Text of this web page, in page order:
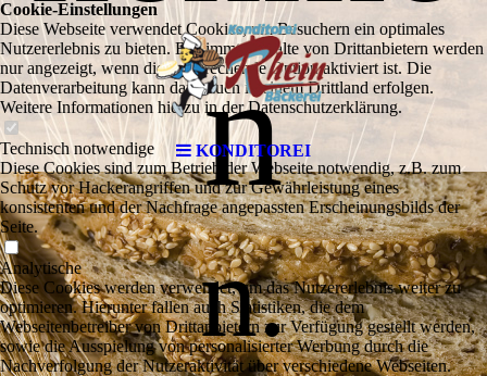
KONDITOREI
n
n.
Cookie-Einstellungen
Diese Webseite verwendet Cookies, um Besuchern ein optimales
Nutzererlebnis zu bieten. Bestimmte Inhalte von Drittanbietern werden
nur angezeigt, wenn die entsprechende Option aktiviert ist. Die
Datenverarbeitung kann dann auch in einem Drittland erfolgen.
Weitere Informationen hierzu in der Datenschutzerklärung.
Technisch notwendige
Diese Cookies sind zum Betrieb der Webseite notwendig, z.B. zum
Schutz vor Hackerangriffen und zur Gewährleistung eines
konsistenten und der Nachfrage angepassten Erscheinungsbilds der
Seite.
Analytische
Diese Cookies werden verwendet, um das Nutzererlebnis weiter zu
optimieren. Hierunter fallen auch Statistiken, die dem
Webseitenbetreiber von Drittanbietern zur Verfügung gestellt werden,
sowie die Ausspielung von personalisierter Werbung durch die
Nachverfolgung der Nutzeraktivität über verschiedene Webseiten.